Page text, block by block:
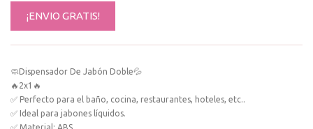
¡ENVIO GRATIS!
🧼Dispensador De Jabón Doble💦
🔥2x1🔥
✅ Perfecto para el baño, cocina, restaurantes, hoteles, etc..
✅ Ideal para jabones líquidos.
✅ Material: ABS